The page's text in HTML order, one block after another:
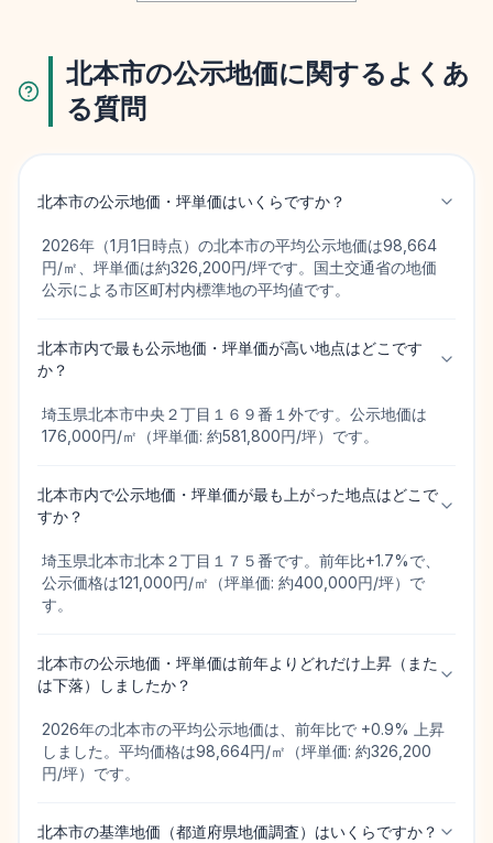
北本市の公示地価に関するよくあ
る質問
北本市の公示地価・坪単価はいくらですか？
2026年（1月1日時点）の北本市の平均公示地価は98,664
円/㎡、坪単価は約326,200円/坪です。国土交通省の地価
公示による市区町村内標準地の平均値です。
北本市内で最も公示地価・坪単価が高い地点はどこです
か？
埼玉県北本市中央２丁目１６９番１外です。公示地価は
176,000円/㎡（坪単価: 約581,800円/坪）です。
北本市内で公示地価・坪単価が最も上がった地点はどこで
すか？
埼玉県北本市北本２丁目１７５番です。前年比+1.7%で、
公示価格は121,000円/㎡（坪単価: 約400,000円/坪）で
す。
北本市の公示地価・坪単価は前年よりどれだけ上昇（また
は下落）しましたか？
2026年の北本市の平均公示地価は、前年比で +0.9% 上昇
しました。平均価格は98,664円/㎡（坪単価: 約326,200
円/坪）です。
北本市の基準地価（都道府県地価調査）はいくらですか？